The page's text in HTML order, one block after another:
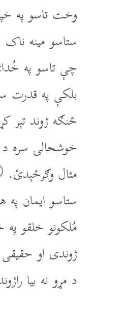
وخت تاسو په
ستاسو مينه
چې تاسو په
بلکې په قدرت
څنګه ژوند تېر
خوشحالۍ سره د
مثال وګرځېدئ.
ستاسو ايمان
مُلکونو خلقو
ژوندى او
د مړو نه بيا